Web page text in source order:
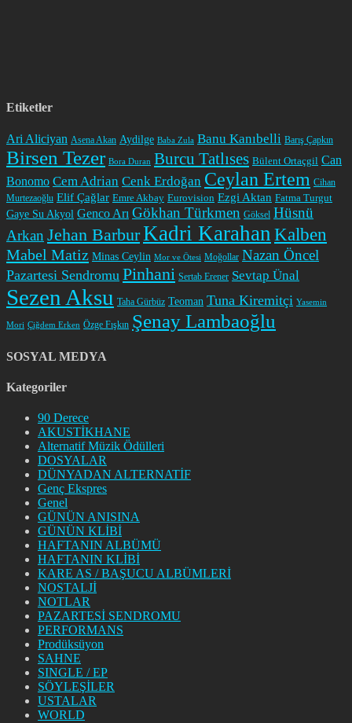
Etiketler
Ari Aliciyan Asena Akan Aydilge Baba Zula Banu Kanıbelli Barış Çapkın
Birsen Tezer Bora Duran Burcu Tatlıses Bülent Ortaçgil Can
Bonomo Cem Adrian Cenk Erdoğan Ceylan Ertem Cihan
Murtezaoğlu Elif Çağlar Emre Akbay Eurovision Ezgi Aktan Fatma Turgut
Gaye Su Akyol Genco Arı Gökhan Türkmen Göksel Hüsnü
Arkan Jehan BarburKadri KarahanKalben
Mabel Matiz Minas Ceylin Mor ve Ötesi Moğollar Nazan Öncel
Pazartesi Sendromu Pinhani Sertab Erener Sevtap Ünal
Sezen Aksu Taha Gürbüz Teoman Tuna Kiremitçi Yasemin
Mori Çiğdem Erken Özge Fışkın Şenay Lambaoğlu
SOSYAL MEDYA
Kategoriler
90 Derece
AKUSTİKHANE
Alternatif Müzik Ödülleri
DOSYALAR
DÜNYADAN ALTERNATİF
Genç Ekspres
Genel
GÜNÜN ANISINA
GÜNÜN KLİBİ
HAFTANIN ALBÜMÜ
HAFTANIN KLİBİ
KARE AS / BAŞUCU ALBÜMLERİ
NOSTALJİ
NOTLAR
PAZARTESİ SENDROMU
PERFORMANS
Prodüksüyon
SAHNE
SINGLE / EP
SÖYLEŞİLER
USTALAR
WORLD